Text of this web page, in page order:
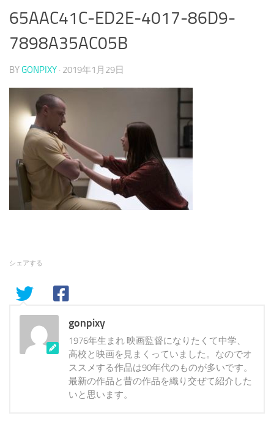
65AAC41C-ED2E-4017-86D9-
7898A35AC05B
BYGONPIXY · 2019年1月29日
シェアする
gonpixy
1976年生まれ 映画監督になりたくて中学、
高校と映画を見まくっていました。なのでオ
ススメする作品は90年代のものが多いです。
最新の作品と昔の作品を織り交ぜて紹介した
いと思います。